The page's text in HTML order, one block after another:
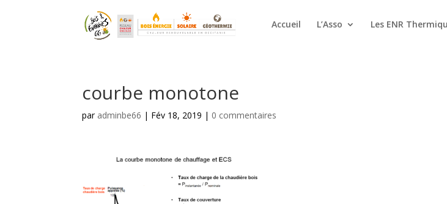
Accueil L’Asso Les ENR
courbe monotone
par adminbe66 | Fév 18, 2019 | 0 commentaires